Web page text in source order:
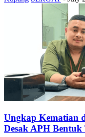
Ungkap Kematian
Desak APH Bentuk